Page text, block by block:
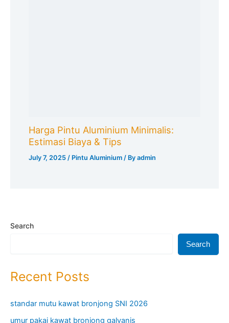
Harga Pintu Aluminium Minimalis:
Estimasi Biaya & Tips
July 7, 2025/ Pintu Aluminium / Byadmin
Search
Search
Recent Posts
standar mutu kawat bronjong SNI 2026
umur pakai kawat bronjong galvanis